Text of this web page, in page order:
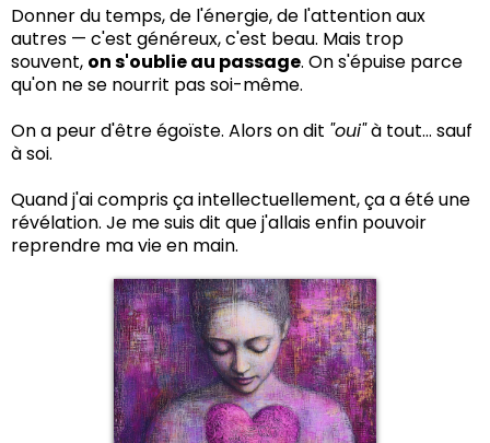
Donner du temps, de l'énergie, de l'attention aux
autres — c'est généreux, c'est beau. Mais trop
souvent, on s'oublie au passage. On s'épuise parce
qu'on ne se nourrit pas soi-même.
On a peur d'être égoïste. Alors on dit "oui"à tout… sauf
à soi.
Quand j'ai compris ça intellectuellement, ça a été une
révélation. Je me suis dit que j'allais enfin pouvoir
reprendre ma vie en main.